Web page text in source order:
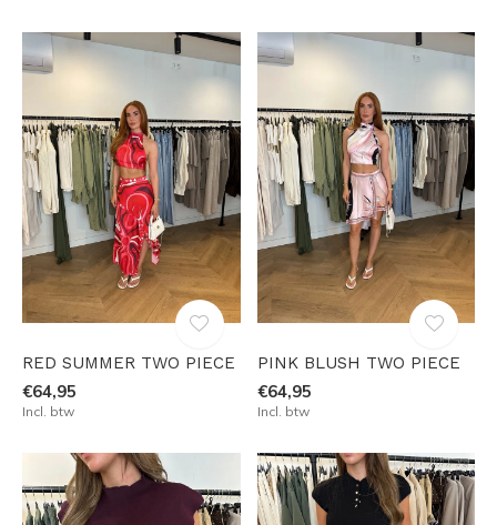
RED SUMMER TWO PIECE
€64,95
Incl. btw
PINK BLUSH TWO PIECE
€64,95
Incl. btw